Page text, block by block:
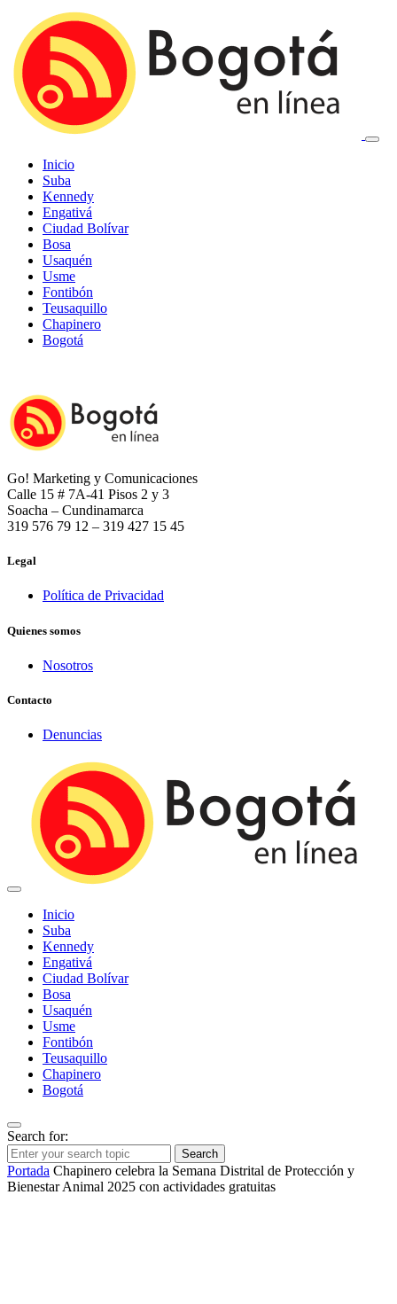
Inicio
Suba
Kennedy
Engativá
Ciudad Bolívar
Bosa
Usaquén
Usme
Fontibón
Teusaquillo
Chapinero
Bogotá
Go! Marketing y Comunicaciones
Calle 15 # 7A-41 Pisos 2 y 3
Soacha – Cundinamarca
319 576 79 12 – 319 427 15 45
Legal
Política de Privacidad
Quienes somos
Nosotros
Contacto
Denuncias
Inicio
Suba
Kennedy
Engativá
Ciudad Bolívar
Bosa
Usaquén
Usme
Fontibón
Teusaquillo
Chapinero
Bogotá
Search for:
Search
Portada Chapinero celebra la Semana Distrital de Protección y
Bienestar Animal 2025 con actividades gratuitas